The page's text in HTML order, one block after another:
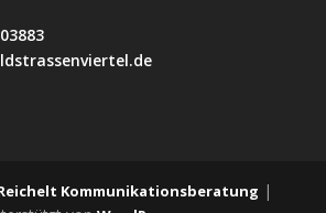
Kommunikationsberatung |